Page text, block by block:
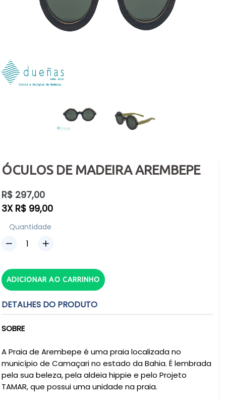
ÓCULOS DE MADEIRA AREMBEPE
Preço
normal
R$ 297,00
3X R$ 99,00
Quantidade
ADICIONAR AO CARRINHO
DETALHES DO PRODUTO
SOBRE
A Praia de Arembepe é uma praia localizada no
município de Camaçari no estado da Bahia. É lembrada
pela sua beleza, pela aldeia hippie e pelo Projeto
TAMAR, que possui uma unidade na praia.